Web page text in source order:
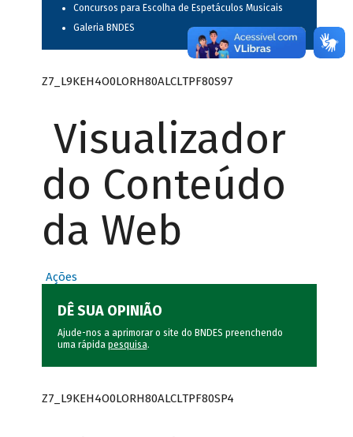
Concursos para Escolha de Espetáculos Musicais
Galeria BNDES
Z7_L9KEH4O0LORH80ALCLTPF80S97
Visualizador
do Conteúdo
da Web
Ações
DÊ SUA OPINIÃO
Ajude-nos a aprimorar o site do BNDES preenchendo
uma rápida pesquisa.
Z7_L9KEH4O0LORH80ALCLTPF80SP4